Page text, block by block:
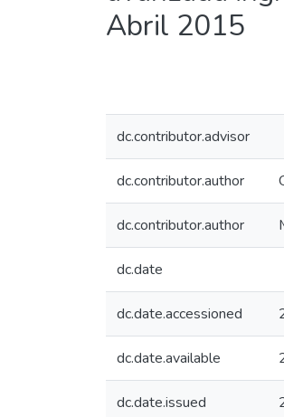
Abril 2015
dc.contributor.advisor
dc.contributor.author
dc.contributor.author
dc.date
dc.date.accessioned
dc.date.available
dc.date.issued